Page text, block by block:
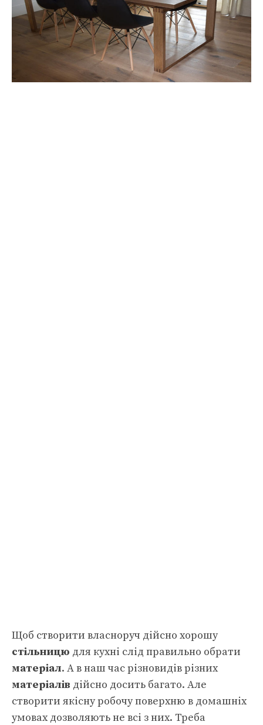
Щоб створити власноруч дійсно хорошу
стільницю для кухні слід правильно обрати
матеріал. А в наш час різновидів різних
матеріалів дійсно досить багато. Але
створити якісну робочу поверхню в домашніх
умовах дозволяють не всі з них. Треба